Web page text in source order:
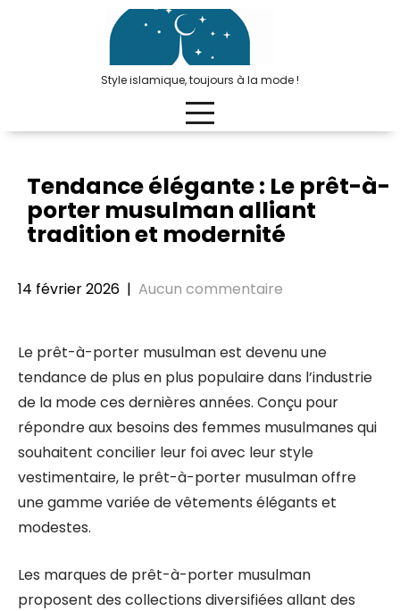
Style islamique, toujours à la mode !
Tendance élégante : Le prêt-à-
porter musulman alliant
tradition et modernité
14 février 2026 | Aucun commentaire
Le prêt-à-porter musulman est devenu une
tendance de plus en plus populaire dans l’industrie
de la mode ces dernières années. Conçu pour
répondre aux besoins des femmes musulmanes qui
souhaitent concilier leur foi avec leur style
vestimentaire, le prêt-à-porter musulman offre
une gamme variée de vêtements élégants et
modestes.
Les marques de prêt-à-porter musulman
proposent des collections diversifiées allant des